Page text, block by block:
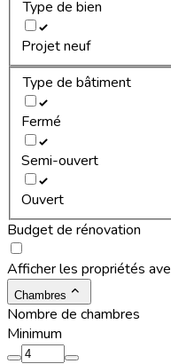
Type de bien
Projet neuf
Type de bâtiment
Fermé
Semi-ouvert
Ouvert
Budget de rénovation
Afficher les propriétés
Chambres
Nombre de chambres
Minimum